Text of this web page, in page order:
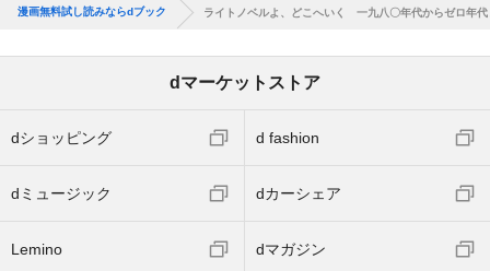
漫画無料試し読みならdブック ライトノベルよ、どこへいく 一九八〇年代からゼロ年代
dマーケットストア
dショッピング d fashion
dミュージック dカーシェア
Lemino dマガジン